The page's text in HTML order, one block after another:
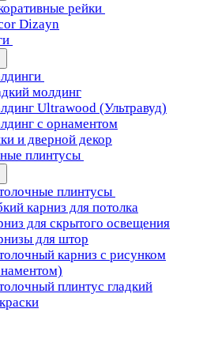
рейки
Dizayn
молдинг
Ultrawood (Ультравуд)
с орнаментом
и дверной декор
плинтусы
плинтусы
карниз для потолка
для скрытого освещения
для штор
карниз с рисунком
плинтус гладкий